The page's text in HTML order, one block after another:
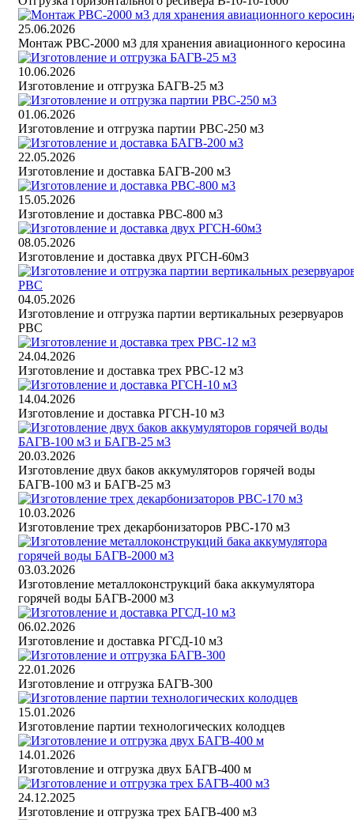
25.06.2026
Монтаж РВС-2000 м3 для хранения авиационного керосина
10.06.2026
Изготовление и отгрузка БАГВ-25 м3
01.06.2026
Изготовление и отгрузка партии РВС-250 м3
22.05.2026
Изготовление и доставка БАГВ-200 м3
15.05.2026
Изготовление и доставка РВС-800 м3
08.05.2026
Изготовление и доставка двух РГСН-60м3
04.05.2026
Изготовление и отгрузка партии вертикальных резервуаров
РВС
24.04.2026
Изготовление и доставка трех РВС-12 м3
14.04.2026
Изготовление и доставка РГСН-10 м3
20.03.2026
Изготовление двух баков аккумуляторов горячей воды
БАГВ-100 м3 и БАГВ-25 м3
10.03.2026
Изготовление трех декарбонизаторов РВС-170 м3
03.03.2026
Изготовление металлоконструкций бака аккумулятора
горячей воды БАГВ-2000 м3
06.02.2026
Изготовление и доставка РГСД-10 м3
22.01.2026
Изготовление и отгрузка БАГВ-300
15.01.2026
Изготовление партии технологических колодцев
14.01.2026
Изготовление и отгрузка двух БАГВ-400 м
24.12.2025
Изготовление и отгрузка трех БАГВ-400 м3